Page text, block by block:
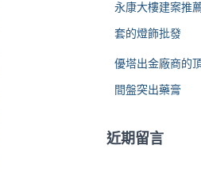
永康大樓建案推
套的燈飾批發
優塔出金廠商的
間盤突出藥膏
近期留言